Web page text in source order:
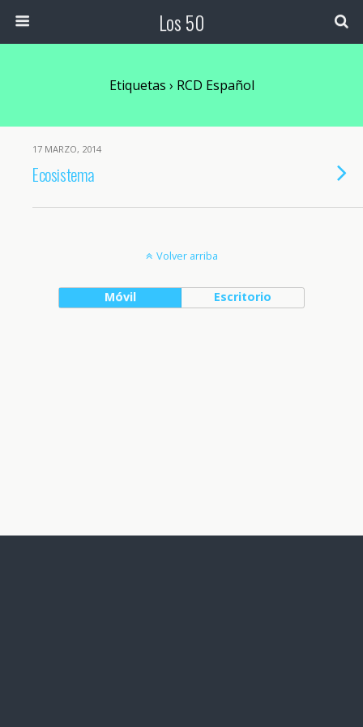
Los 50
Etiquetas › RCD Español
17 MARZO, 2014
Ecosistema
Volver arriba
Móvil Escritorio